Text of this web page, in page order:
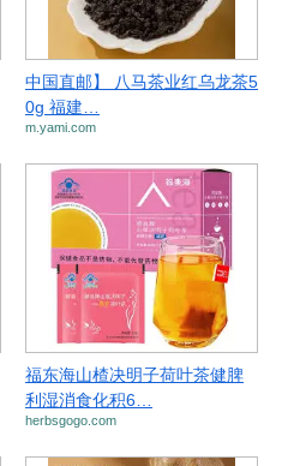
中国直邮】 八马茶业红乌龙茶5
0g 福建…
m.yami.com
福东海山楂决明子荷叶茶健脾
利湿消食化积6…
herbsgogo.com